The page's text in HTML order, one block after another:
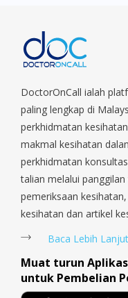
DoctorOnCall ialah
paling lengkap di
perkhidmatan
makmal kesihatan
perkhidmatan
talian melalui
pemeriksaan
kesihatan dan artikel
Baca Lebih Lanjut
Muat turun
untuk Pembelian